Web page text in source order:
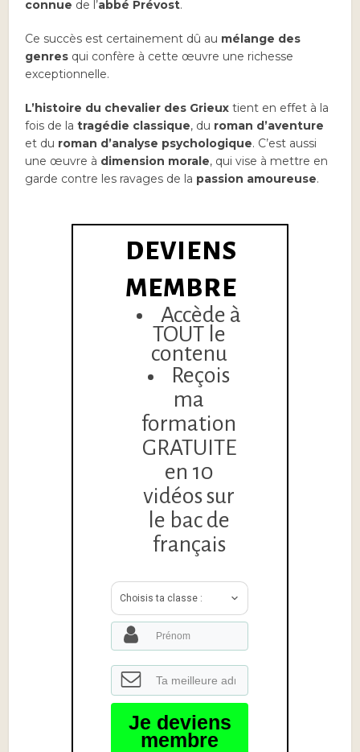
connue de l’abbé Prévost.
Ce succès est certainement dû au mélange des
genres qui confère à cette œuvre une richesse
exceptionnelle.
L’histoire du chevalier des Grieux tient en effet à la
fois de latragédie classique, du roman d’aventure
et du roman d’analyse psychologique. C’est aussi
une œuvre à dimension morale, qui vise à mettre en
garde contre les ravages de la passion amoureuse.
DEVIENS
MEMBRE
Accède à
TOUT le
contenu
Reçois
ma
formation
GRATUITE
en 10
vidéos sur
le bac de
français
Choisis ta classe :
Je deviens
membre